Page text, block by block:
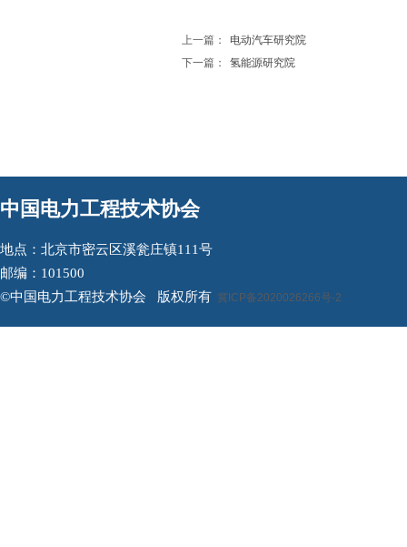
上一篇：
电动汽车研究院
下一篇：
氢能源研究院
中国电力工程技术协会
地点：北京市密云区溪瓮庄镇111号
邮编：101500
©中国电力工程技术协会 版权所有 冀ICP备2020026266号-2